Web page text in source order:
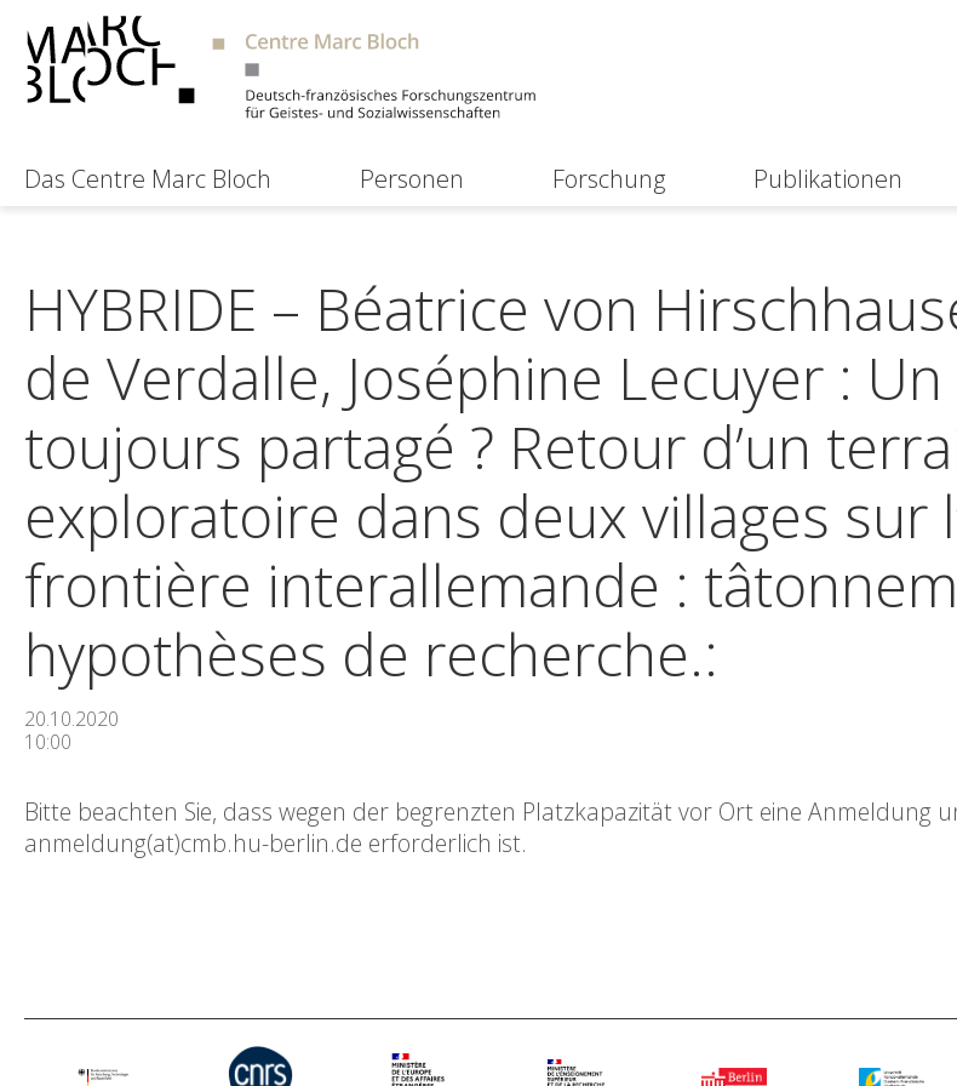
Das Centre Marc Bloch Personen Forschung Publikationen
HYBRIDE – Béatrice von
de Verdalle, Joséphine Lecuyer : Un
toujours partagé ? Retour d’un
exploratoire dans deux villages sur
frontière interallemande :
hypothèses de recherche.:
20.10.2020
10:00
Bitte beachten Sie, dass wegen der begrenzten Platzkapazität vor Ort eine Anmeldung
anmeldung(at)cmb.hu-berlin.de erforderlich ist.